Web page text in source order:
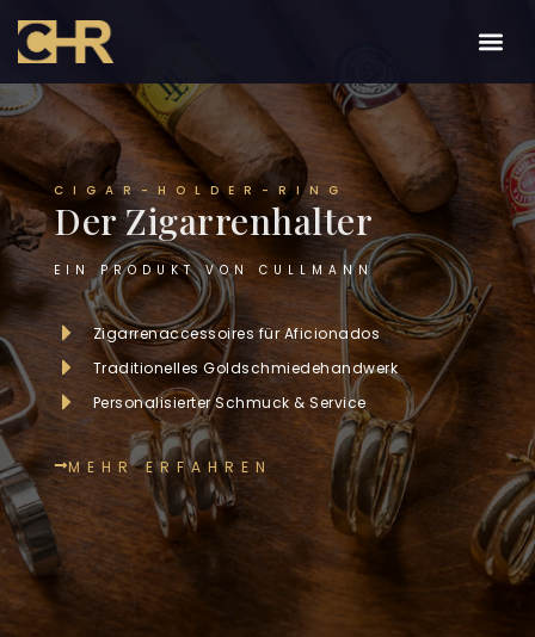
CIGAR-HOLDER-RING
Der Zigarrenhalter
EIN PRODUKT VON CULLMANN
Zigarrenaccessoires für Aficionados
Traditionelles Goldschmiedehandwerk
Personalisierter Schmuck & Service
MEHR ERFAHREN